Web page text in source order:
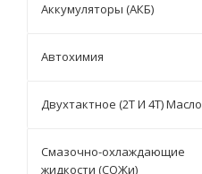
Аккумуляторы (АКБ)
Автохимия
Двухтактное (2T И 4T) Масло
Смазочно-охлаждающие
жидкости (СОЖи)